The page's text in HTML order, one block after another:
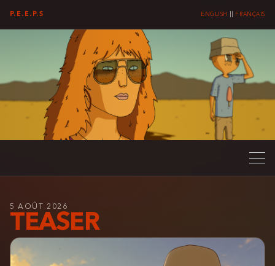
P.E.E.P.S ENGLISH FRANÇAIS
5 AOÛT 2026
TEASER